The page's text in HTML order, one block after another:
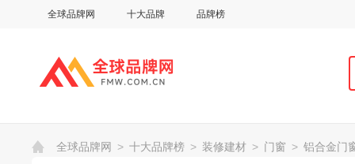
全球品牌网 十大品牌 品牌榜
全球品牌网 > 十大品牌榜 > 装修建材 > 门窗 > 铝合金门